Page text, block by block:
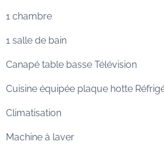
1 chambre
1 salle de bain
Canapé table basse Télévision
Cuisine équipée plaque hotte
Climatisation
Machine à laver